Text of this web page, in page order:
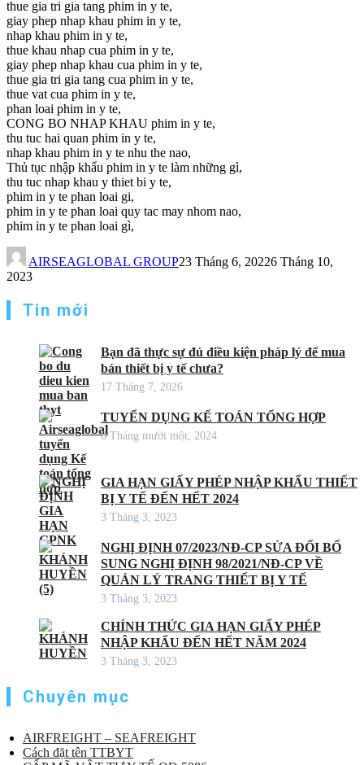
thue gia tri gia tang phim in y te,
giay phep nhap khau phim in y te,
nhap khau phim in y te,
thue khau nhap cua phim in y te,
giay phep nhap khau cua phim in y te,
thue gia tri gia tang cua phim in y te,
thue vat cua phim in y te,
phan loai phim in y te,
CONG BO NHAP KHAU phim in y te,
thu tuc hai quan phim in y te,
nhap khau phim in y te nhu the nao,
Thủ tục nhập khẩu phim in y te làm những gì,
thu tuc nhap khau y thiet bi y te,
phim in y te phan loai gi,
phim in y te phan loai quy tac may nhom nao,
phim in y te phan loai gì,
AIRSEAGLOBAL GROUP23 Tháng 6, 20226 Tháng 10,
2023
Tin mới
Bạn đã thực sự đủ điều kiện pháp lý để mua
bán thiết bị y tế chưa?
17 Tháng 7, 2026
TUYỂN DỤNG KẾ TOÁN TỔNG HỢP
6 Tháng mười một, 2024
GIA HẠN GIẤY PHÉP NHẬP KHẨU THIẾT
BỊ Y TẾ ĐẾN HẾT 2024
3 Tháng 3, 2023
NGHỊ ĐỊNH 07/2023/NĐ-CP SỬA ĐỔI BỔ
SUNG NGHỊ ĐỊNH 98/2021/NĐ-CP VỀ
QUẢN LÝ TRANG THIẾT BỊ Y TẾ
3 Tháng 3, 2023
CHÍNH THỨC GIA HẠN GIẤY PHÉP
NHẬP KHẨU ĐẾN HẾT NĂM 2024
3 Tháng 3, 2023
Chuyên mục
AIRFREIGHT – SEAFREIGHT
Cách đặt tên TTBYT